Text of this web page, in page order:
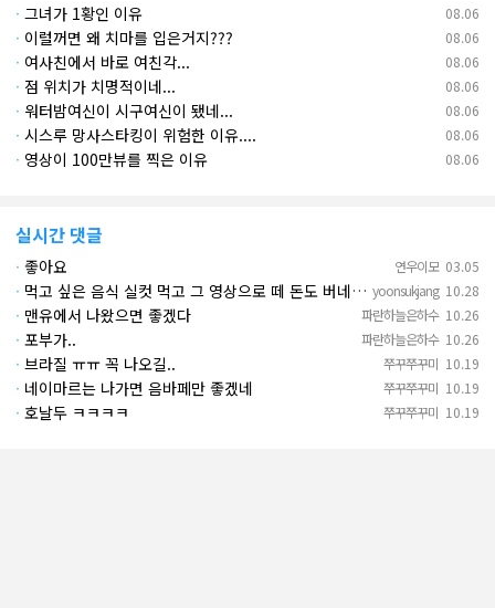
08.06
· 그녀가 1황인 이유
08.06
· 이럴꺼면 왜 치마를 입은거지???
08.06
· 여사친에서 바로 여친각...
08.06
· 점 위치가 치명적이네...
08.06
· 워터밤여신이 시구여신이 됐네...
08.06
· 시스루 망사스타킹이 위험한 이유....
08.06
· 영상이 100만뷰를 찍은 이유
실시간 댓글
연우이모 03.05
· 좋아요
yoonsukjang 10.28
· 먹고 싶은 음식 실컷 먹고 그 영상으로 떼 돈도 버네 ㄷㄷ. 하고 싶은 것만 하고 부자되네.
파란하늘은하수 10.26
· 맨유에서 나왔으면 좋겠다
파란하늘은하수 10.26
· 포부가..
쭈꾸쭈꾸미 10.19
· 브라질 ㅠㅠ 꼭 나오길..
쭈꾸쭈꾸미 10.19
· 네이마르는 나가면 음바페만 좋겠네
쭈꾸쭈꾸미 10.19
· 호날두 ㅋㅋㅋㅋ